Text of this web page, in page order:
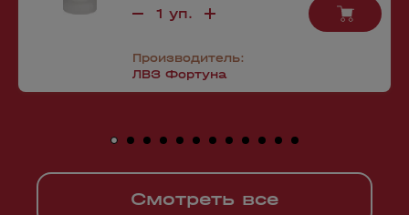
Производитель:
ЛВЗ Фортуна
Смотреть все